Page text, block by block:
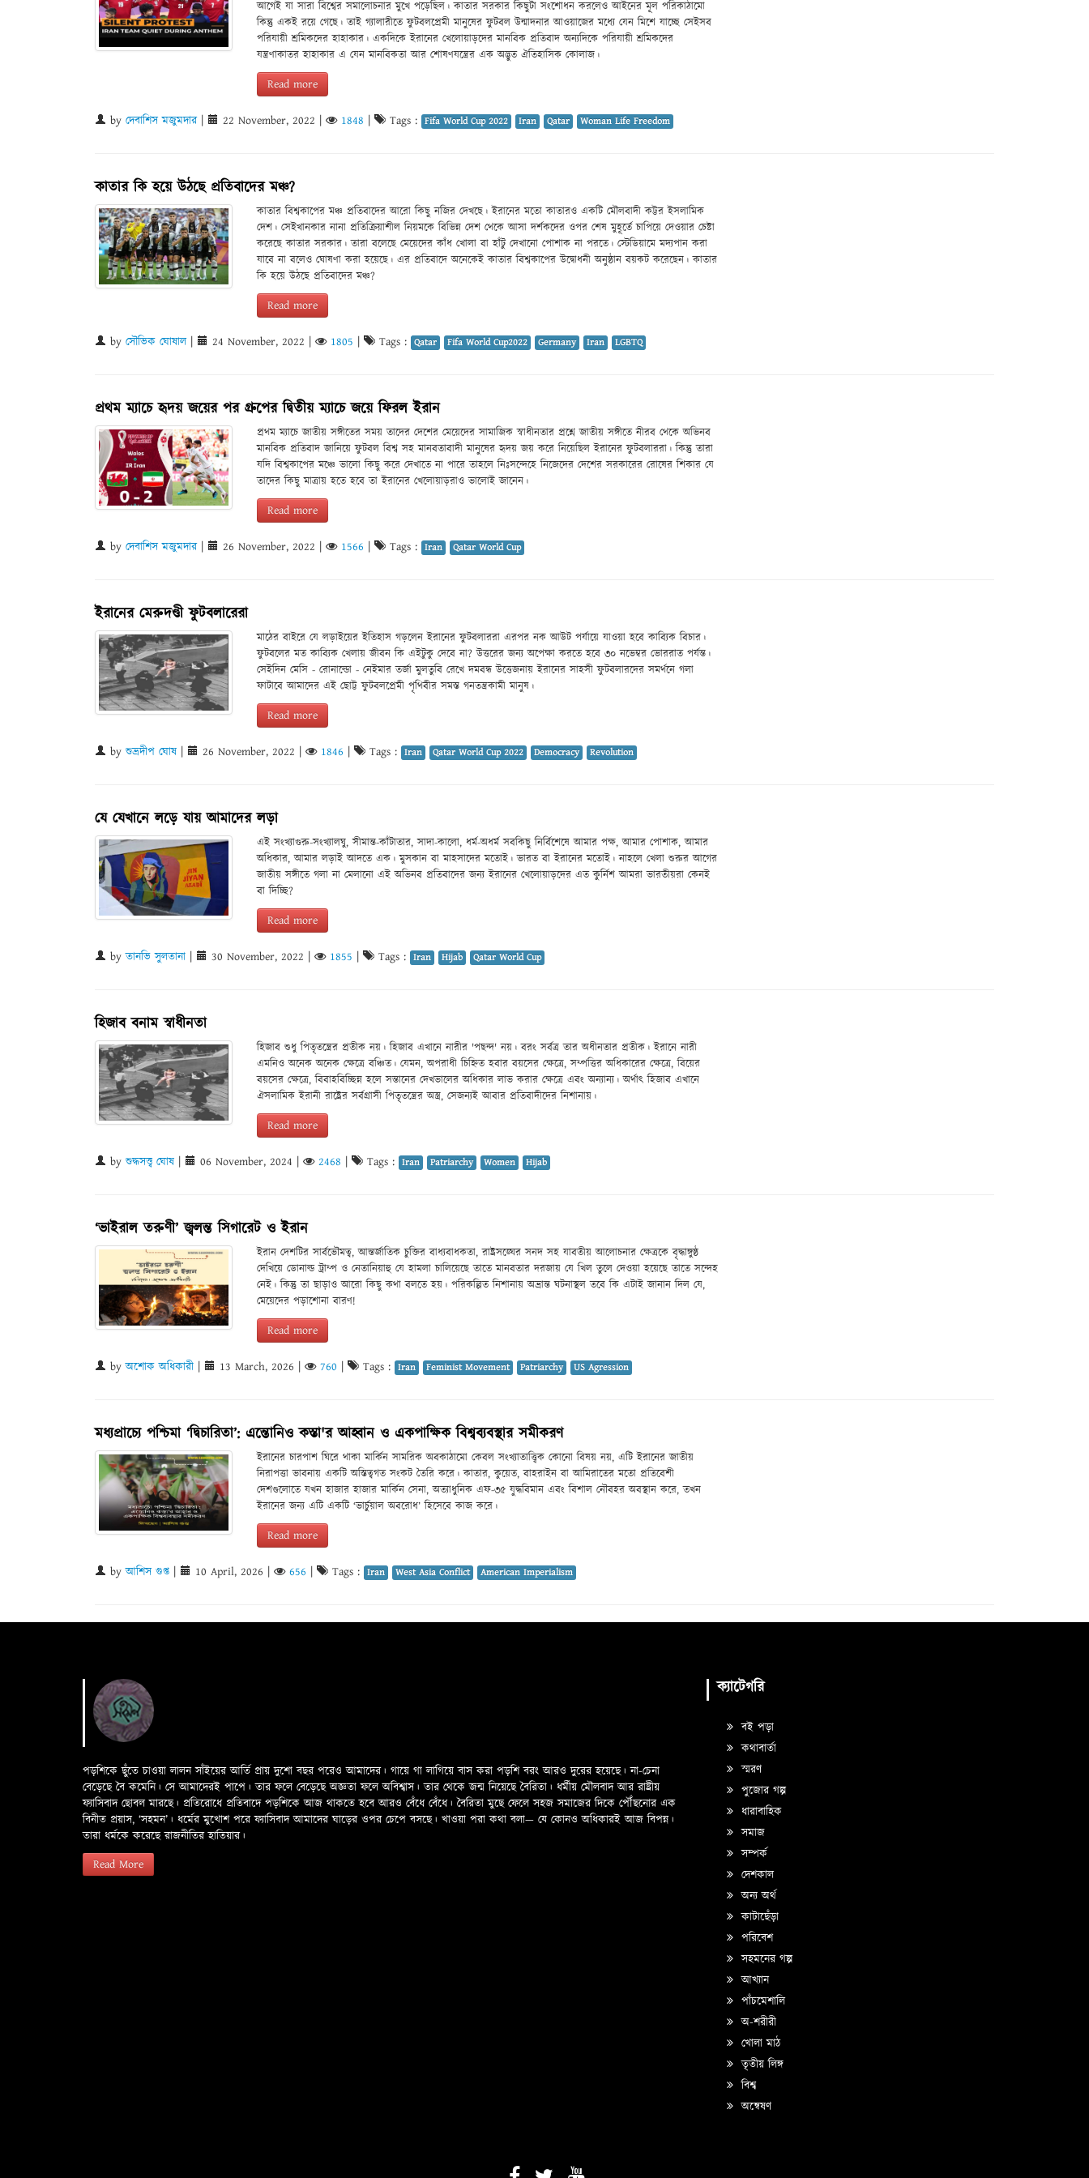
আগেই যা সারা বিশ্বের সমালোচনার মুখে পড়েছিল। কাতার সরকার কিছুটা সংশোধন করলেও আইনের মূল পরিকাঠামো
কিন্তু একই রয়ে গেছে। তাই গ্যালারীতে ফুটবলপ্রেমী মানুষের ফুটবল উন্মাদনার আওয়াজের মধ্যে যেন মিশে যাচ্ছে সেইসব
পরিযায়ী শ্রমিকদের হাহাকার। একদিকে ইরানের খেলোয়াড়দের মানবিক প্রতিবাদ অন্যদিকে পরিযায়ী শ্রমিকদের
যন্ত্রণাকাতর হাহাকার এ যেন মানবিকতা আর শোষণযন্ত্রের এক অদ্ভুত ঐতিহাসিক কোলাজ।
Read more
by দেবাশিস মজুমদার| 22 November, 2022 1848 Tags : Fifa World Cup 2022 Iran Qatar Woman Life Freedom
কাতার কি হয়ে উঠছে প্রতিবাদের মঞ্চ?
কাতার বিশ্বকাপের মঞ্চ প্রতিবাদের আরো কিছু নজির দেখছে। ইরানের মতো কাতারও একটি মৌলবাদী কট্টর ইসলামিক
দেশ। সেইখানকার নানা প্রতিক্রিয়াশীল নিয়মকে বিভিন্ন দেশ থেকে আসা দর্শকদের ওপর শেষ মুহূর্তে চাপিয়ে দেওয়ার চেষ্টা
করেছে কাতার সরকার। তারা বলেছে মেয়েদের কাঁধ খোলা বা হাঁটু দেখানো পোশাক না পরতে। স্টেডিয়ামে মদ্যপান করা
যাবে না বলেও ঘোষণা করা হয়েছে। এর প্রতিবাদে অনেকেই কাতার বিশ্বকাপের উদ্বোধনী অনুষ্ঠান বয়কট করেছেন। কাতার
কি হয়ে উঠছে প্রতিবাদের মঞ্চ?
Read more
by সৌভিক ঘোষাল| 24 November, 2022 1805 Tags : Qatar Fifa World Cup2022 Germany Iran LGBTQ
প্রথম ম্যাচে হৃদয় জয়ের পর গ্রুপের দ্বিতীয় ম্যাচে জয়ে ফিরল ইরান
প্রথম ম্যাচে জাতীয় সঙ্গীতের সময় তাদের দেশের মেয়েদের সামাজিক স্বাধীনতার প্রশ্নে জাতীয় সঙ্গীতে নীরব থেকে অভিনব
মানবিক প্রতিবাদ জানিয়ে ফুটবল বিশ্ব সহ মানবতাবাদী মানুষের হৃদয় জয় করে নিয়েছিল ইরানের ফুটবলাররা। কিন্তু তারা
যদি বিশ্বকাপের মঞ্চে ভালো কিছু করে দেখাতে না পারে তাহলে নিঃসন্দেহে নিজেদের দেশের সরকারের রোষের শিকার যে
তাদের কিছু মাত্রায় হতে হবে তা ইরানের খেলোয়াড়রাও ভালোই জানেন।
Read more
by দেবাশিস মজুমদার| 26 November, 2022 1566 Tags : Iran Qatar World Cup
ইরানের মেরুদণ্ডী ফুটবলারেরা
মাঠের বাইরে যে লড়াইয়ের ইতিহাস গড়লেন ইরানের ফুটবলাররা এরপর নক আউট পর্যায়ে যাওয়া হবে কাব্যিক বিচার।
ফুটবলের মত কাব্যিক খেলায় জীবন কি এইটুকু দেবে না? উত্তরের জন্য অপেক্ষা করতে হবে ৩০ নভেম্বর ভোররাত পর্যন্ত।
সেইদিন মেসি - রোনাল্ডো - নেইমার তর্জা মুলতুবি রেখে দমবন্ধ উত্তেজনায় ইরানের সাহসী ফুটবলারদের সমর্থনে গলা
ফাটাবে আমাদের এই ছোট্ট ফুটবলপ্রেমী পৃথিবীর সমস্ত গনতন্ত্রকামী মানুষ।
Read more
by শুভ্রদীপ ঘোষ 26 November, 2022 1846 Tags : Iran Qatar World Cup 2022 Democracy Revolution
যে যেখানে লড়ে যায় আমাদের লড়া
এই সংখ্যাগুরু-সংখ্যালঘু, সীমান্ত-কাঁটাতার, সাদা-কালো, ধর্ম-অধর্ম সবকিছু নির্বিশেষে আমার পক্ষ, আমার পোশাক, আমার
অধিকার, আমার লড়াই আদতে এক। মুসকান বা মাহসাদের মতোই। ভারত বা ইরানের মতোই। নাহলে খেলা শুরুর আগের
জাতীয় সঙ্গীতে গলা না মেলানো এই অভিনব প্রতিবাদের জন্য ইরানের খেলোয়াড়দের এত কুর্নিশ আমরা ভারতীয়রা কেনই
বা দিচ্ছি?
Read more
byতানভি সুলতানা 30 November, 2022 1855 Tags : Iran Hijab Qatar World Cup
হিজাব বনাম স্বাধীনতা
হিজাব শুধু পিতৃতন্ত্রের প্রতীক নয়। হিজাব এখানে নারীর 'পছন্দ' নয়। বরং সর্বত্র তার অধীনতার প্রতীক। ইরানে নারী
এমনিও অনেক অনেক ক্ষেত্রে বঞ্চিত। যেমন, অপরাধী চিহ্নিত হবার বয়সের ক্ষেত্রে, সম্পত্তির অধিকারের ক্ষেত্রে, বিয়ের
বয়সের ক্ষেত্রে, বিবাহবিচ্ছিন্ন হলে সন্তানের দেখভালের অধিকার লাভ করার ক্ষেত্রে এবং অন্যান্য। অর্থাৎ হিজাব এখানে
ঐসলামিক ইরানী রাষ্ট্রের সর্বগ্রাসী পিতৃতন্ত্রের অস্ত্র, সেজন্যই আবার প্রতিবাদীদের নিশানায়।
Read more
by শুদ্ধসত্ত্ব ঘোষ 06 November, 2024 2468 Tags : Iran Patriarchy Women Hijab
‘ভাইরাল তরুণী’ জ্বলন্ত সিগারেট ও ইরান
ইরান দেশটির সার্বভৌমত্ব, আন্তর্জাতিক চুক্তির বাধ্যবাধকতা, রাষ্ট্রসঙ্ঘের সনদ সহ যাবতীয় আলোচনার ক্ষেত্রকে বৃদ্ধাঙ্গুষ্ঠ
দেখিয়ে ডোনাল্ড ট্রাম্প ও নেতানিয়াহু যে হামলা চালিয়েছে তাতে মানবতার দরজায় যে খিল তুলে দেওয়া হয়েছে তাতে সন্দেহ
নেই। কিন্তু তা ছাড়াও আরো কিছু কথা বলতে হয়। পরিকল্পিত নিশানায় অভ্রান্ত ঘটনাস্থল তবে কি এটাই জানান দিল যে,
মেয়েদের পড়াশোনা বারণ!
Read more
byঅশোক অধিকারী 13 March, 2026 760 Tags : Iran Feminist Movement Patriarchy US Agression
মধ্যপ্রাচ্যে পশ্চিমা ‘দ্বিচারিতা’: এন্তোনিও কস্তা'র আহ্বান ও একপাক্ষিক বিশ্বব্যবস্থার সমীকরণ
ইরানের চারপাশ ঘিরে থাকা মার্কিন সামরিক অবকাঠামো কেবল সংখ্যাতাত্ত্বিক কোনো বিষয় নয়, এটি ইরানের জাতীয়
নিরাপত্তা ভাবনায় একটি অস্তিত্বগত সংকট তৈরি করে। কাতার, কুয়েত, বাহরাইন বা আমিরাতের মতো প্রতিবেশী
দেশগুলোতে যখন হাজার হাজার মার্কিন সেনা, অত্যাধুনিক এফ-৩৫ যুদ্ধবিমান এবং বিশাল নৌবহর অবস্থান করে, তখন
ইরানের জন্য এটি একটি ‘ভার্চুয়াল অবরোধ’ হিসেবে কাজ করে।
Read more
byআশিস গুপ্ত 10 April, 2026 656 Tags : Iran West Asia Conflict American Imperialism
পড়শিকে ছুঁতে চাওয়া লালন সাঁইয়ের আর্তি প্রায় দুশো বছর পরেও আমাদের। গায়ে গা লাগিয়ে বাস করা পড়শি বরং আরও দুরের হয়েছে। না-চেনা
বেড়েছে বৈ কমেনি। সে আমাদেরই পাপে। তার ফলে বেড়েছে অজ্ঞতা ফলে অবিশ্বাস। তার থেকে জন্ম নিয়েছে বৈরিতা। ধর্মীয় মৌলবাদ আর রাষ্ট্রীয়
ফ্যাসিবাদ ছোবল মারছে। প্রতিরোধে প্রতিবাদে পড়শিকে আজ থাকতে হবে আরও বেঁধে বেঁধে। বৈরিতা মুছে ফেলে সহজ সমাজের দিকে পৌঁছনোর এক
বিনীত প্রয়াস, ‘সহমন’। ধর্মের মুখোশ পরে ফ্যাসিবাদ আমাদের ঘাড়ের ওপর চেপে বসছে। খাওয়া পরা কথা বলা—­­ যে কোনও অধিকারই আজ বিপন্ন।
তারা ধর্মকে করেছে রাজনীতির হাতিয়ার।
Read More
ক্যাটেগরি
বই পড়া
কথাবার্তা
স্মরণ
পুজোর গল্প
ধারাবাহিক
সমাজ
সম্পর্ক
দেশকাল
অন্য অর্থ
কাটাছেঁড়া
পরিবেশ
সহমনের গল্প
আখ্যান
পাঁচমেশালি
অ-শরীরী
খোলা মাঠ
তৃতীয় লিঙ্গ
বিশ্ব
অন্বেষণ